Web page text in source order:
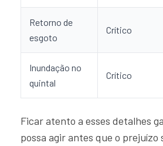
Retorno de
esgoto
Crítico
Inundação no
quintal
Crítico
Ficar atento a esses detalhes
possa agir antes que o prejuízo